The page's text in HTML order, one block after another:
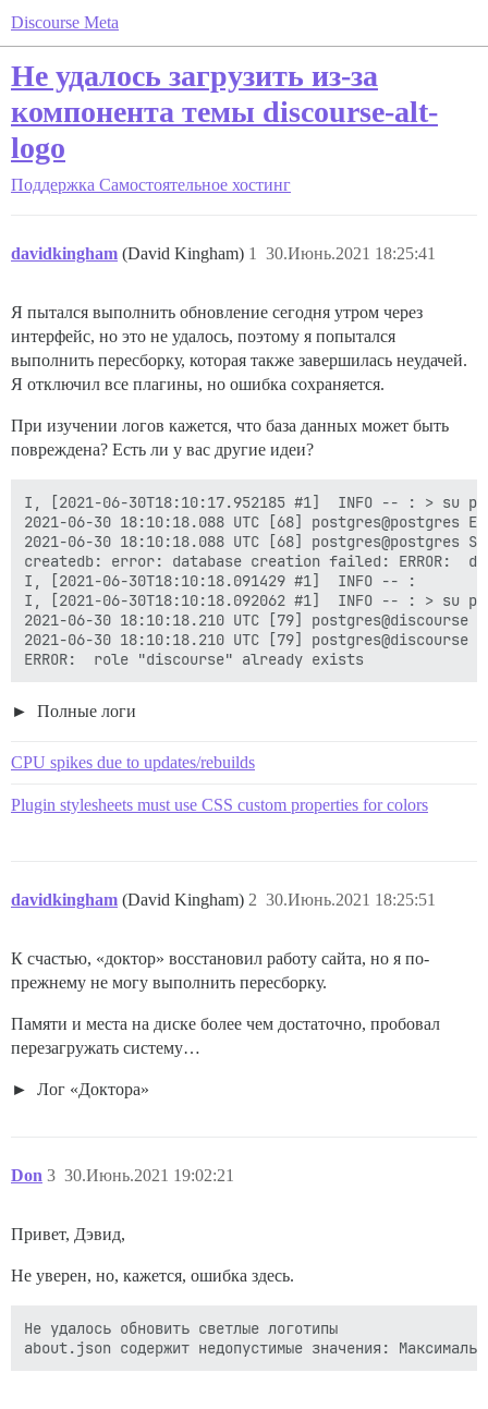
Discourse Meta
Не удалось загрузить из-за
компонента темы discourse-alt-
logo
Поддержка Самостоятельное хостинг
davidkingham (David Kingham) 30.Июнь.2021 18:25:41
1
Я пытался выполнить обновление сегодня утром через
интерфейс, но это не удалось, поэтому я попытался
выполнить пересборку, которая также завершилась неудачей.
Я отключил все плагины, но ошибка сохраняется.
При изучении логов кажется, что база данных может быть
повреждена? Есть ли у вас другие идеи?
I, [2021-06-30T18:10:17.952185 #1]  INFO -- : > su
2021-06-30 18:10:18.088 UTC [68] postgres@postgres
2021-06-30 18:10:18.088 UTC [68] postgres@postgres
createdb: error: database creation failed: ERROR:
I, [2021-06-30T18:10:18.091429 #1]  INFO -- :
I, [2021-06-30T18:10:18.092062 #1]  INFO -- : >
2021-06-30 18:10:18.210 UTC [79]
2021-06-30 18:10:18.210 UTC [79] postgres@discourse
Полные логи
CPU spikes due to updates/rebuilds
Plugin stylesheets must use CSS custom properties for colors
davidkingham (David Kingham) 30.Июнь.2021 18:25:51
2
К счастью, «доктор» восстановил работу сайта, но я по-
прежнему не могу выполнить пересборку.
Памяти и места на диске более чем достаточно, пробовал
перезагружать систему…
Лог «Доктора»
Don 30.Июнь.2021 19:02:21
3
Привет, Дэвид,
Не уверен, но, кажется, ошибка здесь.
Не удалось обновить светлые логотипы